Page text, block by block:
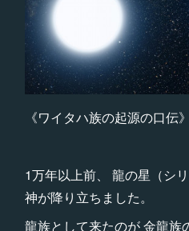
《ワイタハ族の起源の口伝》
1万年以上前、 龍の星（シ
神が降り立ちました。
龍族として来たのが 金龍族